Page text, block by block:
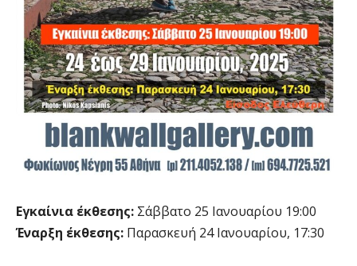
Εγκαίνια έκθεσης: Σάββατο 25 Ιανουαρίου 19:00
Έναρξη έκθεσης: Παρασκευή 24 Ιανουαρίου, 17:30